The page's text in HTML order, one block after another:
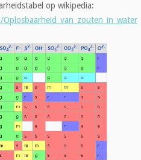
op wikipedia: